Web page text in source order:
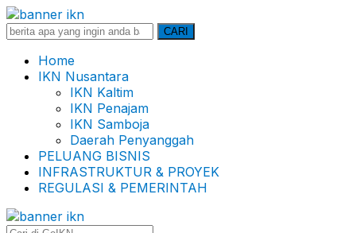
Search
CARI
Home
IKN Nusantara
IKN Kaltim
IKN Penajam
IKN Samboja
Daerah Penyanggah
PELUANG BISNIS
INFRASTRUKTUR & PROYEK
REGULASI & PEMERINTAH